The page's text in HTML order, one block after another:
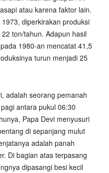
atau karena faktor lain.
diperkirakan produksi
ton/tahun. Adapun hasil
1980-an mencatat 41,5
turun menjadi 25
adalah seorang pemanah
antara pukul 06:30
Papa Devi menyusuri
di sepanjang mulut
adalah panah
Di bagian atas terpasang
dipasangi besi kecil